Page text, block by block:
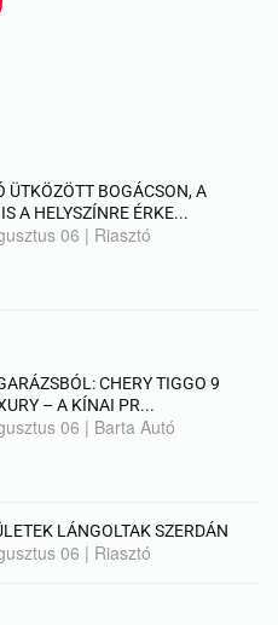
ÜTKÖZÖTT BOGÁCSON, A
A HELYSZÍNRE ÉRKE...
06 | Riasztó
CHERY TIGGO 9
– A KÍNAI PR...
06 | Barta Autó
LÁNGOLTAK SZERDÁN
06 | Riasztó